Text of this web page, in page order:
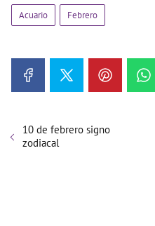
Acuario Febrero
10 de febrero signo
zodiacal